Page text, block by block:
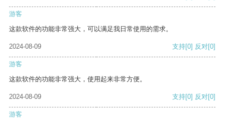
游客
这款软件的功能非常强大，可以满足我日常使用的需求。
2024-08-09 支持[0] 反对[0]
游客
这款软件的功能非常强大，使用起来非常方便。
2024-08-09 支持[0] 反对[0]
游客